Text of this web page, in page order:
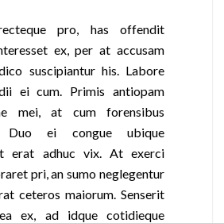
pro, has offendit
ex, per at accusam
suscipiantur his. Labore
ei cum. Primis antiopam
mei, at cum forensibus
Duo ei congue ubique
erat adhuc vix. At exerci
pri, an sumo neglegentur
ceteros maiorum. Senserit
ex, ad idque cotidieque